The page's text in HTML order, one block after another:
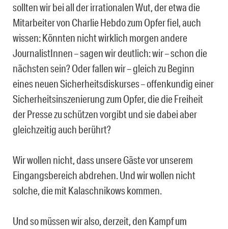
sollten wir bei all der irrationalen Wut, der etwa die
Mitarbeiter von Charlie Hebdo zum Opfer fiel, auch
wissen: Könnten nicht wirklich morgen andere
JournalistInnen – sagen wir deutlich: wir – schon die
nächsten sein? Oder fallen wir – gleich zu Beginn
eines neuen Sicherheitsdiskurses – offenkundig einer
Sicherheitsinszenierung zum Opfer, die die Freiheit
der Presse zu schützen vorgibt und sie dabei aber
gleichzeitig auch berührt?
Wir wollen nicht, dass unsere Gäste vor unserem
Eingangsbereich abdrehen. Und wir wollen nicht
solche, die mit Kalaschnikows kommen.
Und so müssen wir also, derzeit, den Kampf um